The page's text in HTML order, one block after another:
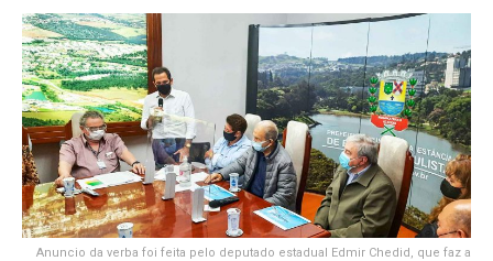
Anuncio da verba foi feita pelo deputado estadual Edmir Chedid, que faz a